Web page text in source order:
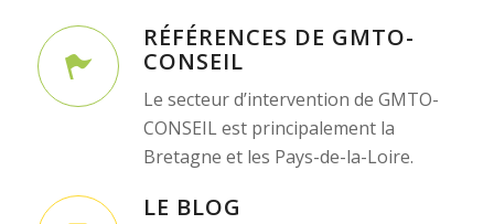
RÉFÉRENCES DE GMTO-
CONSEIL
Le secteur d’intervention de GMTO-
CONSEIL est principalement la
Bretagne et les Pays-de-la-Loire.
LE BLOG